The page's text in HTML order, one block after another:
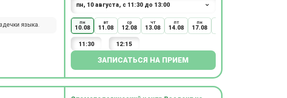
языка. пн
10.08
вт
11.08
ср
12.08
чт
13.08
пт
14.08
пн
17.08
11:30 12:15
ЗАПИСАТЬСЯ НА ПРИЕМ